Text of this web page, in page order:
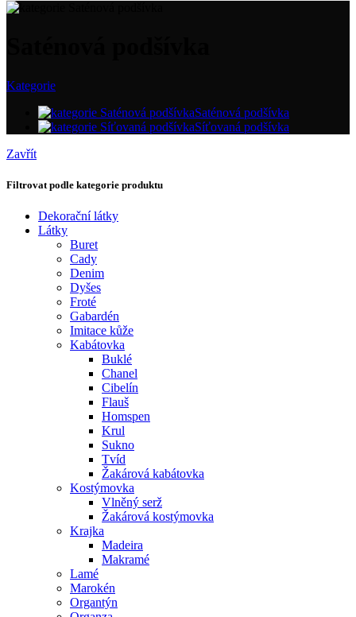
Kategorie
Saténová podšívka
Síťovaná podšívka
Zavřít
Filtrovat podle kategorie produktu
Dekorační látky
Látky
Buret
Cady
Denim
Dyšes
Froté
Gabardén
Imitace kůže
Kabátovka
Buklé
Chanel
Cibelín
Flauš
Homspen
Krul
Sukno
Tvíd
Žakárová kabátovka
Kostýmovka
Vlněný serž
Žakárová kostýmovka
Krajka
Madeira
Makramé
Lamé
Marokén
Organtýn